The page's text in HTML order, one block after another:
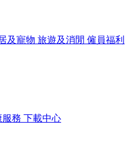
及寵物 旅遊及消閒 僱員福利
服務 下載中心